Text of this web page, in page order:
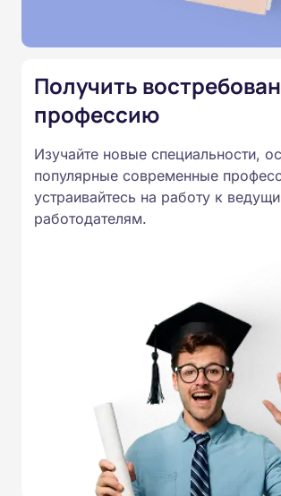
Подготовка ведется по всем
России от 14.07.2023 N 534
соответствии с
образовательными
профессионального
Удостоверения и дипломы о
Получить
профессию
Изучайте новые специальности,
популярные современные
устраивайтесь на работу к
работодателям.